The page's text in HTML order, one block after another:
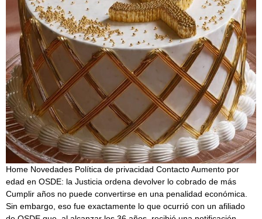
Home Novedades Política de privacidad Contacto Aumento por
edad en OSDE: la Justicia ordena devolver lo cobrado de más
Cumplir años no puede convertirse en una penalidad económica.
Sin embargo, eso fue exactamente lo que ocurrió con un afiliado